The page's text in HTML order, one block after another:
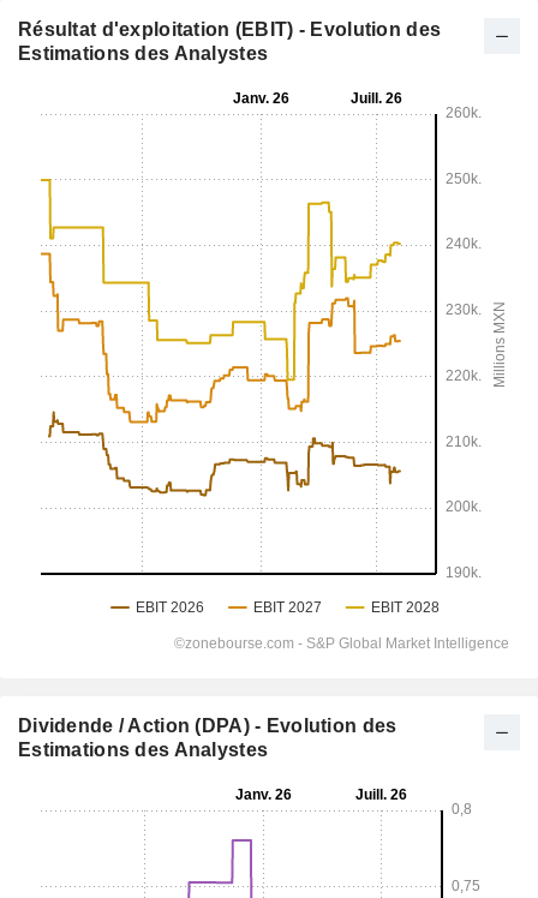
Résultat d'exploitation (EBIT) - Evolution des
Estimations des Analystes
Dividende / Action (DPA) - Evolution des
Estimations des Analystes